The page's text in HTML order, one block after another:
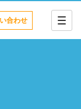
合わせ